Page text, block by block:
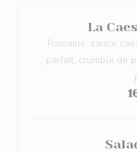
La
Romaine, sauce
parfait, crumble de